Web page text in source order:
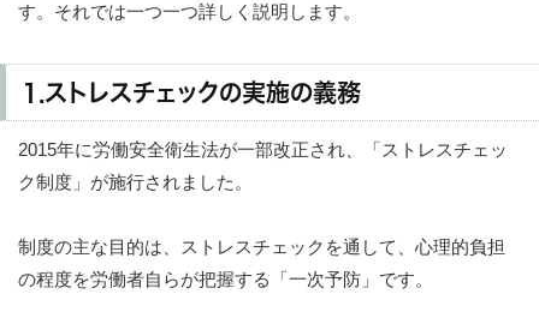
す。それでは一つ一つ詳しく説明します。
1.ストレスチェックの実施の義務
2015年に労働安全衛生法が一部改正され、「ストレスチェッ
ク制度」が施行されました。
制度の主な目的は、ストレスチェックを通して、心理的負担
の程度を労働者自らが把握する「一次予防」です。